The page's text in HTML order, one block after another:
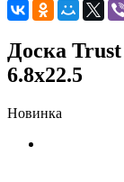
Доска
6.8x22.5
Новинка